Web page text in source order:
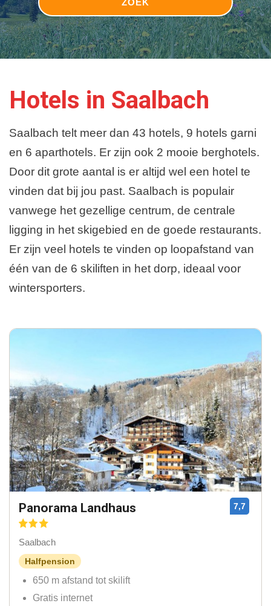
Hotels in Saalbach
Saalbach telt meer dan 43 hotels, 9 hotels garni
en 6 aparthotels. Er zijn ook 2 mooie berghotels.
Door dit grote aantal is er altijd wel een hotel te
vinden dat bij jou past. Saalbach is populair
vanwege het gezellige centrum, de centrale
ligging in het skigebied en de goede restaurants.
Er zijn veel hotels te vinden op loopafstand van
één van de 6 skiliften in het dorp, ideaal voor
wintersporters.
Panorama Landhaus
Saalbach
Halfpension
650 m afstand tot skilift
Gratis internet
7,7